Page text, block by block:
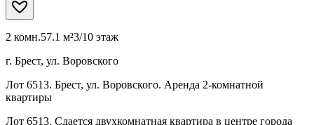
2 комн.57.1 м²3/10 этаж
г. Брест, ул. Воровского
Лот 6513. Брест, ул. Воровского. Аренда 2-комнатной
квартиры
Лот 6513. Сдается двухкомнатная квартира в центре города